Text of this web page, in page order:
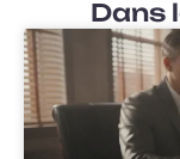
Dans